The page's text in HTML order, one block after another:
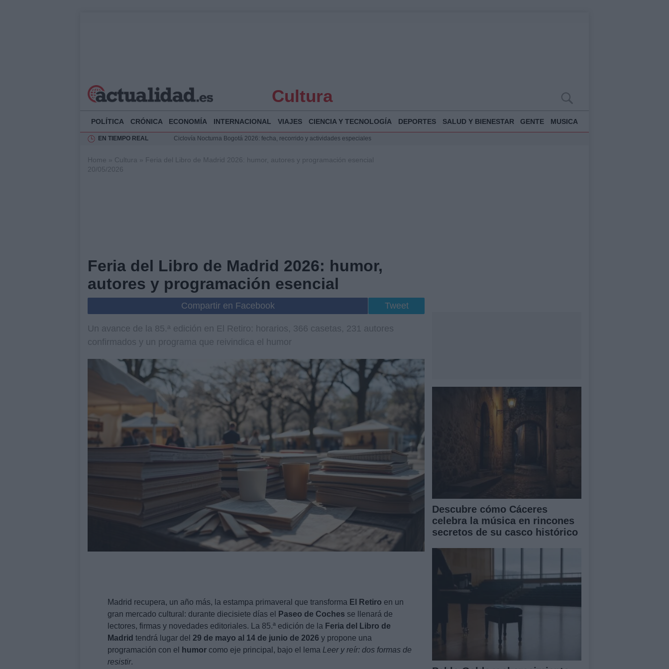
Cultura
POLÍTICA CRÓNICA ECONOMÍA INTERNACIONAL VIAJES CIENCIA Y TECNOLOGÍA DEPORTES SALUD Y BIENESTAR GENTE MUSICA
EN TIEMPO REAL
Ciclovía Nocturna Bogotá 2026: fecha, recorrido y actividades especiales
Rehabilitación de la Illa Plana: Menorca apuesta por el deporte náutico sostenible
Home » Cultura » Feria del Libro de Madrid 2026: humor, autores y programación esencial
20/05/2026
Feria del Libro de Madrid 2026: humor,
autores y programación esencial
Compartir en Facebook Tweet
Un avance de la 85.ª edición en El Retiro: horarios, 366 casetas, 231 autores
confirmados y un programa que reivindica el humor
Madrid recupera, un año más, la estampa primaveral que transforma El Retiro en un
gran mercado cultural: durante diecisiete días el
Paseo de Coches se llenará de
lectores, firmas y novedades editoriales. La 85.ª edición de la Feria del Libro de
Madrid tendrá lugar del 29 de mayo al 14 de junio de 2026 y propone una
programación con el
humor como eje principal, bajo el lema Leer y reír: dos formas de
resistir.
Descubre cómo Cáceres
celebra la música en rincones
secretos de su casco histórico